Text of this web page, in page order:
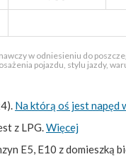
w odniesieniu do
pojazdu, stylu jazdy,
Na którą oś jest napęd
z LPG.Więcej
E5, E10 z domieszką